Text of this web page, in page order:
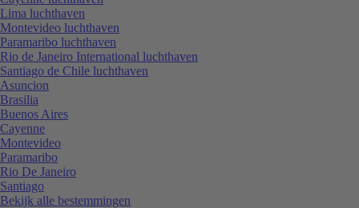
Lima luchthaven
Montevideo luchthaven
Paramaribo luchthaven
Rio de Janeiro International luchthaven
Santiago de Chile luchthaven
Asuncion
Brasilia
Buenos Aires
Cayenne
Montevideo
Paramaribo
Rio De Janeiro
Santiago
Bekijk alle bestemmingen